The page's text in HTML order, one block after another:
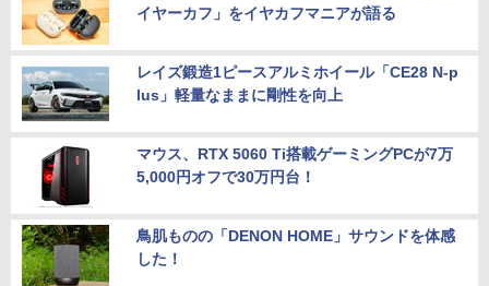
イヤーカフ」をイヤカフマニアが語る
レイズ鍛造1ピースアルミホイール「CE28 N-p
lus」軽量なままに剛性を向上
マウス、RTX 5060 Ti搭載ゲーミングPCが7万
5,000円オフで30万円台！
鳥肌ものの「DENON HOME」サウンドを体感
した！